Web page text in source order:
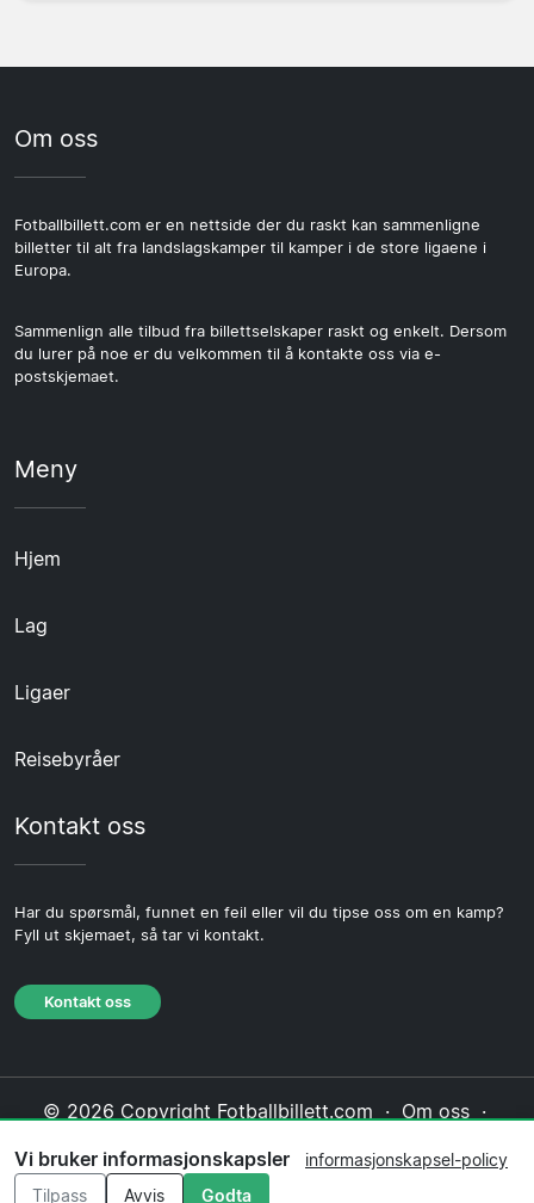
Om oss
Fotballbillett.com er en nettside der du raskt kan sammenligne
billetter til alt fra landslagskamper til kamper i de store ligaene i
Europa.
Sammenlign alle tilbud fra billettselskaper raskt og enkelt. Dersom
du lurer på noe er du velkommen til å kontakte oss via e-
postskjemaet.
Meny
Hjem
Lag
Ligaer
Reisebyråer
Kontakt oss
Har du spørsmål, funnet en feil eller vil du tipse oss om en kamp?
Fyll ut skjemaet, så tar vi kontakt.
Kontakt oss
© 2026 Copyright Fotballbillett.com · Om oss·
Informasjonskapsel-policy·Redaksjonell policy
Vi bruker informasjonskapsler
informasjonskapsel-policy
Tilpass
Avvis Godta